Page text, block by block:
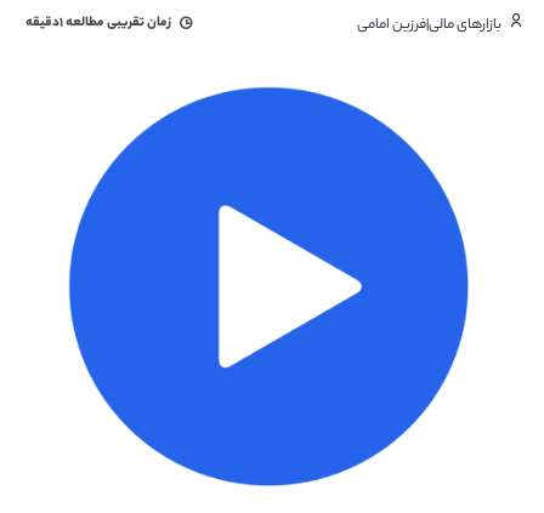
بازارهای مالی|فرزین امامی زمان تقریبی مطالعه۱دقیقه